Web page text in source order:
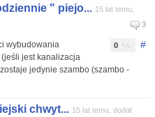
" piejo... 15 lat temu,
3
#
0
wybudowania
jest kanalizacja
jedynie szambo (szambo -
chwyt... 15 lat temu, dodał